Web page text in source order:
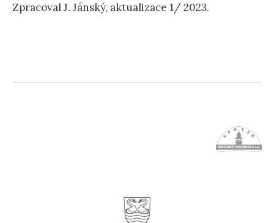
Zpracoval J. Jánský, aktualizace 1/ 2023.